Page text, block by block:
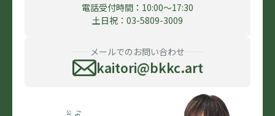
電話受付時間：10:00〜17:30
土日祝：03-5809-3009
メールでのお問い合わせ
kaitori@bkkc.art